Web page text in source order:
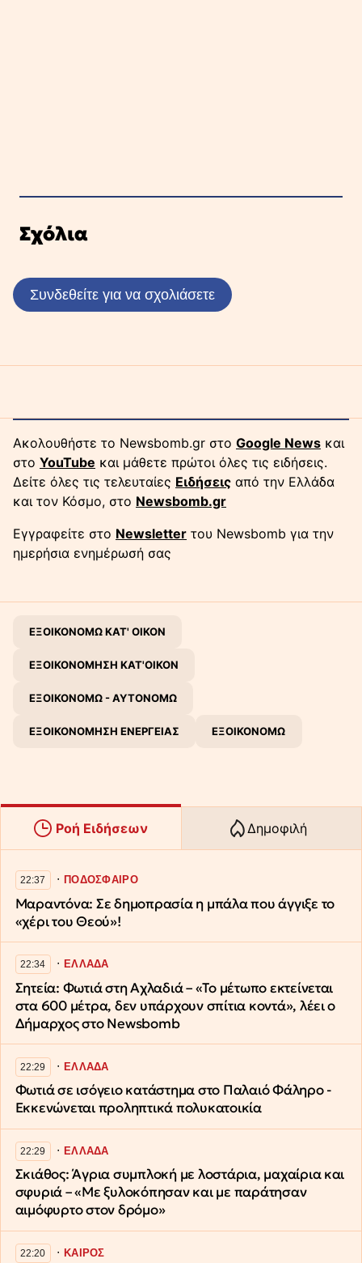
Σχόλια
Συνδεθείτε για να σχολιάσετε
Ακολουθήστε το Newsbomb.gr στο Google News και
στο YouTube και μάθετε πρώτοι όλες τις ειδήσεις.
Δείτε όλες τις τελευταίες Ειδήσεις από την Ελλάδα
και τον Κόσμο, στο Newsbomb.gr
Εγγραφείτε στο Newsletter του Newsbomb για την
ημερήσια ενημέρωσή σας
ΕΞΟΙΚΟΝΟΜΩ ΚΑΤ' ΟΙΚΟΝ
ΕΞΟΙΚΟΝΟΜΗΣΗ ΚΑΤ'ΟΙΚΟΝ
ΕΞΟΙΚΟΝΟΜΩ - ΑΥΤΟΝΟΜΩ
ΕΞΟΙΚΟΝΟΜΗΣΗ ΕΝΕΡΓΕΙΑΣ ΕΞΟΙΚΟΝΟΜΩ
Ροή Ειδήσεων Δημοφιλή
22:37 ∙ΠΟΔΟΣΦΑΙΡΟ
Μαραντόνα: Σε δημοπρασία η μπάλα που άγγιξε το
«χέρι του Θεού»!
22:34 ∙ΕΛΛΑΔΑ
Σητεία: Φωτιά στη Αχλαδιά – «Το μέτωπο εκτείνεται
στα 600 μέτρα, δεν υπάρχουν σπίτια κοντά», λέει ο
Δήμαρχος στο Newsbomb
22:29 ∙ΕΛΛΑΔΑ
Φωτιά σε ισόγειο κατάστημα στο Παλαιό Φάληρο -
Εκκενώνεται προληπτικά πολυκατοικία
22:29 ∙ΕΛΛΑΔΑ
Σκιάθος: Άγρια συμπλοκή με λοστάρια, μαχαίρια και
σφυριά – «Με ξυλοκόπησαν και με παράτησαν
αιμόφυρτο στον δρόμο»
22:20 ∙ΚΑΙΡΟΣ